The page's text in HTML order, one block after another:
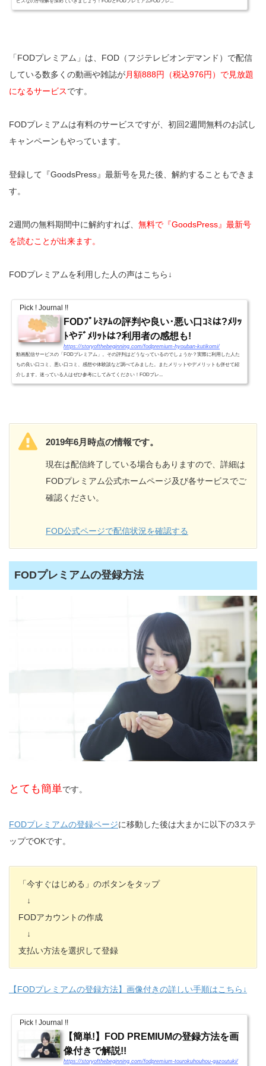
「FODプレミアム」は、FOD（フジテレビオンデマンド）で配信
している数多くの動画や雑誌が月額888円（税込976円）で見放題
になるサービスです。
FODプレミアムは有料のサービスですが、初回2週間無料のお試し
キャンペーンもやっています。
登録して『GoodsPress』最新号を見た後、解約することもできま
す。
2週間の無料期間中に解約すれば、 無料で『GoodsPress』最新号
を読むことが出来ます。
FODプレミアムを利用した人の声はこちら↓
Pick ! Journal !!
FODﾌﾟﾚﾐｱﾑの評判や良い･悪い口ｺﾐは?ﾒﾘｯ
ﾄやﾃﾞﾒﾘｯﾄは?利用者の感想も!
https://storyofthebeginning.com/fodpremium-hyouban-kutikomi/
動画配信サービスの「FODプレミアム」。その評判はどうなっているのでしょうか？実際に利用した人た
ちの良い口コミ、悪い口コミ、感想や体験談など調べてみました。またメリットやデメリットも併せて紹
介します。迷っている人はぜひ参考にしてみてください！FODプレ...
2019年6月時点の情報です。
現在は配信終了している場合もありますので、詳細は
FODプレミアム公式ホームページ及び各サービスでご
確認ください。
FOD公式ページで配信状況を確認する
FODプレミアムの登録方法
とても簡単です。
FODプレミアムの登録ページに移動した後は大まかに以下の3ステ
ップでOKです。
「今すぐはじめる」のボタンをタップ
↓
FODアカウントの作成
↓
支払い方法を選択して登録
【FODプレミアムの登録方法】画像付きの詳しい手順はこちら↓
Pick ! Journal !!
【簡単!】FOD PREMIUMの登録方法を画
像付きで解説!!
https://storyofthebeginning.com/fodpremium-tourokuhouhou-gazoutuki/